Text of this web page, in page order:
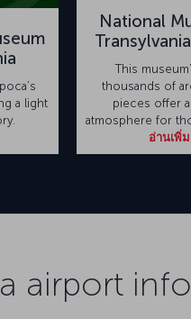
a light
National
This
thousands of
pieces offer
atmosphere for
อ่านเพิ่ม
airport